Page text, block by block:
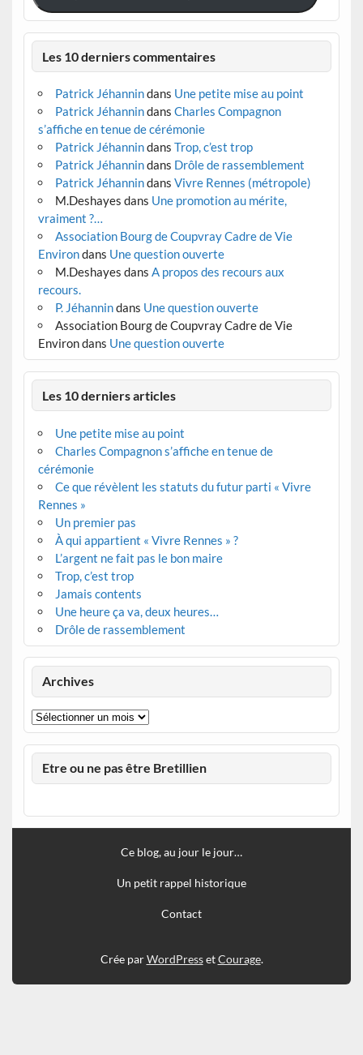
Les 10 derniers commentaires
Patrick Jéhannindans Une petite mise au point
Patrick Jéhannindans Charles Compagnon
s’affiche en tenue de cérémonie
Patrick Jéhannindans Trop, c’est trop
Patrick Jéhannindans Drôle de rassemblement
Patrick Jéhannindans Vivre Rennes (métropole)
M.Deshayes dans Une promotion au mérite,
vraiment ?…
Association Bourg de Coupvray Cadre de Vie
Environdans Une question ouverte
M.Deshayes dans A propos des recours aux
recours.
P. Jéhannindans Une question ouverte
Association Bourg de Coupvray Cadre de Vie
Environdans Une question ouverte
Les 10 derniers articles
Une petite mise au point
Charles Compagnon s’affiche en tenue de
cérémonie
Ce que révèlent les statuts du futur parti « Vivre
Rennes »
Un premier pas
À qui appartient « Vivre Rennes » ?
L’argent ne fait pas le bon maire
Trop, c’est trop
Jamais contents
Une heure ça va, deux heures…
Drôle de rassemblement
Archives
Archives
Etre ou ne pas être Bretillien
Ce blog, au jour le jour…
Un petit rappel historique
Contact
Crée parWordPressetCourage.